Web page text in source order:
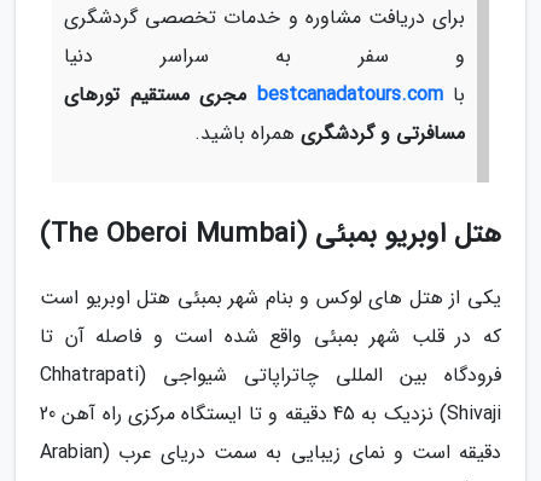
برای دریافت مشاوره و خدمات تخصصی گردشگری
و سفر به سراسر دنیا
باbestcanadatours.com مجری مستقیم تورهای
مسافرتی و گردشگری همراه باشید.
هتل اوبریو بمبئی (The Oberoi Mumbai)
یکی از هتل های لوکس و بنام شهر بمبئی هتل اوبریو است
که در قلب شهر بمبئی واقع شده است و فاصله آن تا
فرودگاه بین المللی چاتراپاتی شیواجی (Chhatrapati
Shivaji) نزدیک به 45 دقیقه و تا ایستگاه مرکزی راه آهن 20
دقیقه است و نمای زیبایی به سمت دریای عرب (Arabian